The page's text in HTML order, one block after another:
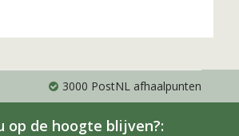
3000 PostNL afhaalpunten
op de hoogte blijven?: